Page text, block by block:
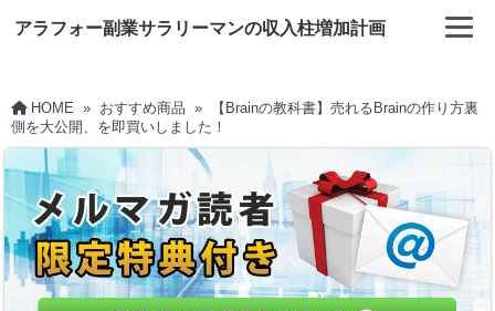
アラフォー副業サラリーマンの収入柱増加計画
HOME » おすすめ商品 »
【Brainの教科書】売れるBrainの作り方裏
側を大公開、を即買いしました！